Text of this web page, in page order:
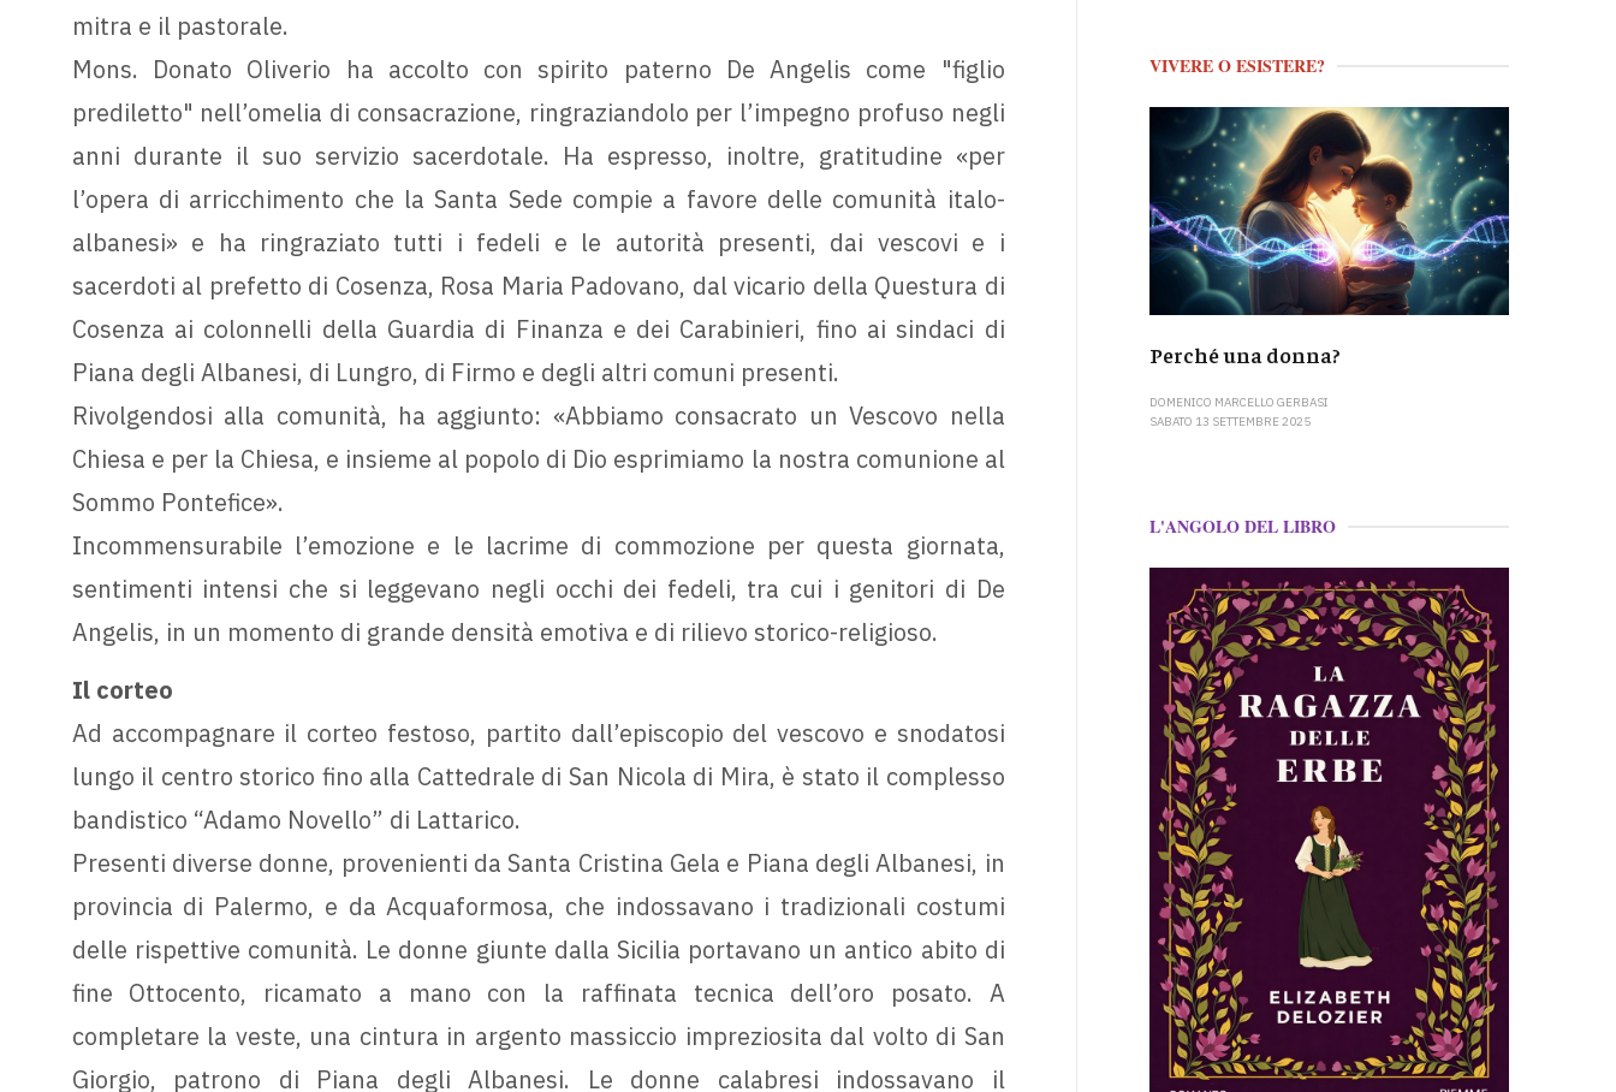
mitra e il pastorale.
Mons. Donato Oliverio ha accolto con spirito paterno De Angelis come "figlio
prediletto" nell’omelia di consacrazione, ringraziandolo per l’impegno profuso negli
anni durante il suo servizio sacerdotale. Ha espresso, inoltre, gratitudine «per
l’opera di arricchimento che la Santa Sede compie a favore delle comunità italo-
albanesi» e ha ringraziato tutti i fedeli e le autorità presenti, dai vescovi e i
sacerdoti al prefetto di Cosenza, Rosa Maria Padovano, dal vicario della Questura di
Cosenza ai colonnelli della Guardia di Finanza e dei Carabinieri, fino ai sindaci di
Piana degli Albanesi, di Lungro, di Firmo e degli altri comuni presenti.
Rivolgendosi alla comunità, ha aggiunto: «Abbiamo consacrato un Vescovo nella
Chiesa e per la Chiesa, e insieme al popolo di Dio esprimiamo la nostra comunione al
Sommo Pontefice».
Incommensurabile l’emozione e le lacrime di commozione per questa giornata,
sentimenti intensi che si leggevano negli occhi dei fedeli, tra cui i genitori di De
Angelis, in un momento di grande densità emotiva e di rilievo storico-religioso.
Il corteo
Ad accompagnare il corteo festoso, partito dall’episcopio del vescovo e snodatosi
lungo il centro storico fino alla Cattedrale di San Nicola di Mira, è stato il complesso
bandistico “Adamo Novello” di Lattarico.
Presenti diverse donne, provenienti da Santa Cristina Gela e Piana degli Albanesi, in
provincia di Palermo, e da Acquaformosa, che indossavano i tradizionali costumi
delle rispettive comunità. Le donne giunte dalla Sicilia portavano un antico abito di
fine Ottocento, ricamato a mano con la raffinata tecnica dell’oro posato. A
completare la veste, una cintura in argento massiccio impreziosita dal volto di San
Giorgio, patrono di Piana degli Albanesi. Le donne calabresi indossavano il
VIVERE O ESISTERE?
Perché una donna?
DOMENICO MARCELLO GERBASI
SABATO 13 SETTEMBRE 2025
L'ANGOLO DEL LIBRO